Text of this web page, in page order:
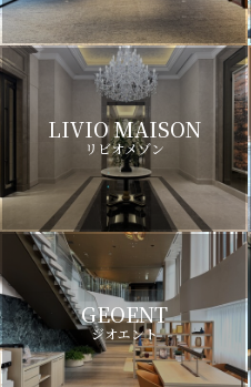
LIVIO MAISON
リビオメゾン
GEOENT
ジオエント